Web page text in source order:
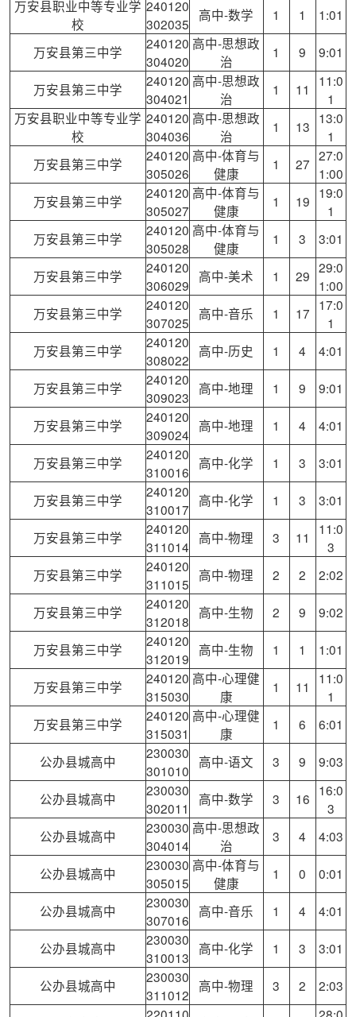
万安县职业中等专业学
校
240120
302035
高中-数学 1 1 1:01
万安县第三中学
240120
304020
高中-思想政
治
1 9 9:01
万安县第三中学
240120
304021
高中-思想政
治
1 11
11:0
1
万安县职业中等专业学
校
240120
304036
高中-思想政
治
1 13 13:0
1
万安县第三中学
240120
305026
高中-体育与
健康
1 27 27:0
1:00
万安县第三中学
240120
305027
高中-体育与
健康
1 19 19:0
1
万安县第三中学
240120
305028
高中-体育与
健康
1 3 3:01
万安县第三中学
240120
306029
高中-美术 1 29 29:0
1:00
万安县第三中学
240120
307025
高中-音乐 1 17 17:0
1
万安县第三中学
240120
308022
高中-历史 1 4 4:01
万安县第三中学
240120
309023
高中-地理 1 9 9:01
万安县第三中学
240120
309024
高中-地理 1 4 4:01
万安县第三中学
240120
310016
高中-化学 1 3 3:01
万安县第三中学
240120
310017
高中-化学 1 3 3:01
万安县第三中学
240120
311014
高中-物理 3 11
11:0
3
万安县第三中学
240120
311015
高中-物理 2 2 2:02
万安县第三中学
240120
312018
高中-生物 2 9 9:02
万安县第三中学
240120
312019
高中-生物 1 1 1:01
万安县第三中学
240120
315030
高中-心理健
康
1 11
11:0
1
万安县第三中学
240120
315031
高中-心理健
康
1 6 6:01
公办县城高中
230030
301010
高中-语文 3 9 9:03
公办县城高中
230030
302011
高中-数学 3 16 16:0
3
公办县城高中
230030
304014
高中-思想政
治
3 4 4:03
公办县城高中
230030
305015
高中-体育与
健康
1 0 0:01
公办县城高中
230030
307016
高中-音乐 1 4 4:01
公办县城高中
230030
310013
高中-化学 1 3 3:01
公办县城高中
230030
311012
高中-物理 3 2 2:03